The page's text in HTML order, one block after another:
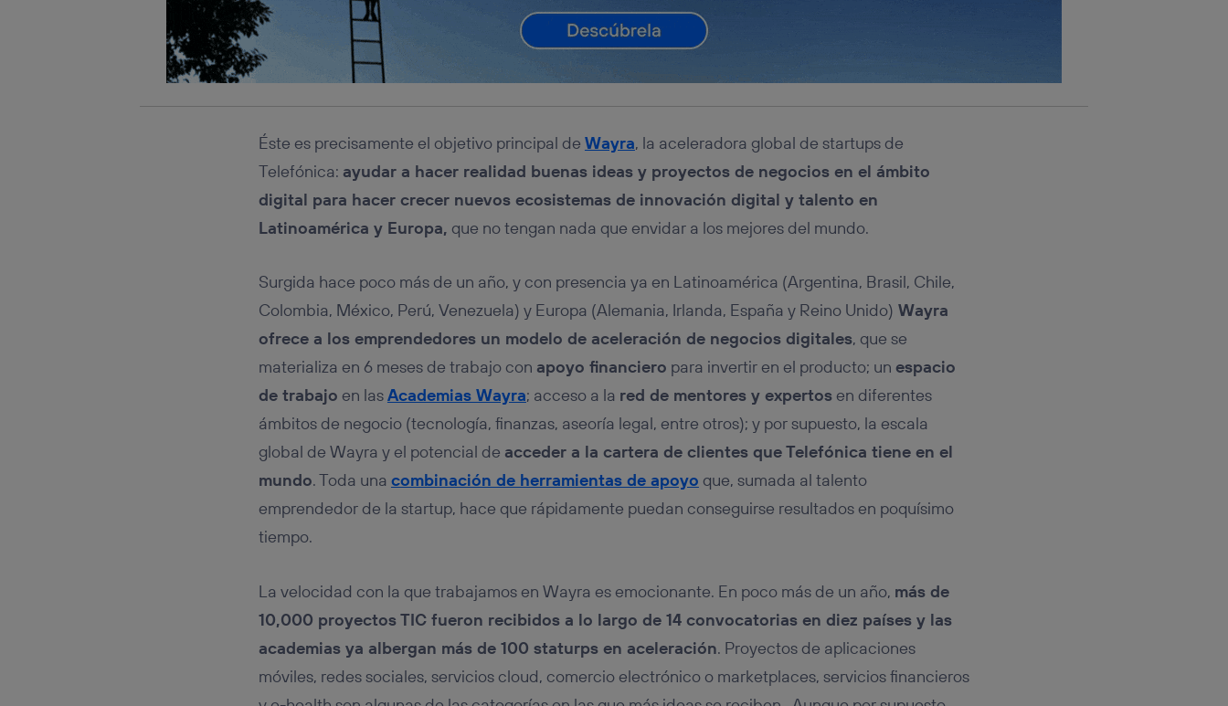
Éste es precisamente el objetivo principal de Wayra, la aceleradora global de startups de
Telefónica: ayudar a hacer realidad buenas ideas y proyectos de negocios en el ámbito
digital para hacer crecer nuevos ecosistemas de innovación digital y talento en
Latinoamérica y Europa, que no tengan nada que envidar a los mejores del mundo.
Surgida hace poco más de un año, y con presencia ya en Latinoamérica (Argentina, Brasil, Chile,
Colombia, México, Perú, Venezuela) y Europa (Alemania, Irlanda, España y Reino Unido) Wayra
ofrece a los emprendedores un modelo de aceleración de negocios digitales, que se
materializa en 6 meses de trabajo con apoyo financiero para invertir en el producto; un espacio
de trabajo en lasAcademias Wayra; acceso a la red de mentores y expertosen diferentes
ámbitos de negocio (tecnología, finanzas, aseoría legal, entre otros); y por supuesto, la escala
global de Wayra y el potencial de acceder a la cartera de clientes que Telefónica tiene en el
mundo. Toda una combinación de herramientas de apoyo que, sumada al talento
emprendedor de la startup, hace que rápidamente puedan conseguirse resultados en poquísimo
tiempo.
La velocidad con la que trabajamos en Wayra es emocionante. En poco más de un año, más de
10,000 proyectos TIC fueron recibidos a lo largo de 14 convocatorias en diez países y las
academias ya albergan más de 100 staturps en aceleración. Proyectos de aplicaciones
móviles, redes sociales, servicios cloud, comercio electrónico o marketplaces, servicios financieros